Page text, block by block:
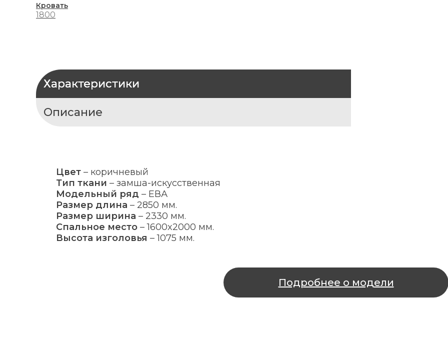
Кровать
1800
Характеристики
Описание
Цвет – коричневый
Тип ткани – замша-искусственная
Модельный ряд – ЕВА
Размер длина – 2850 мм.
Размер ширина – 2330 мм.
Спальное место – 1600x2000 мм.
Высота изголовья – 1075 мм.
Подробнее о модели